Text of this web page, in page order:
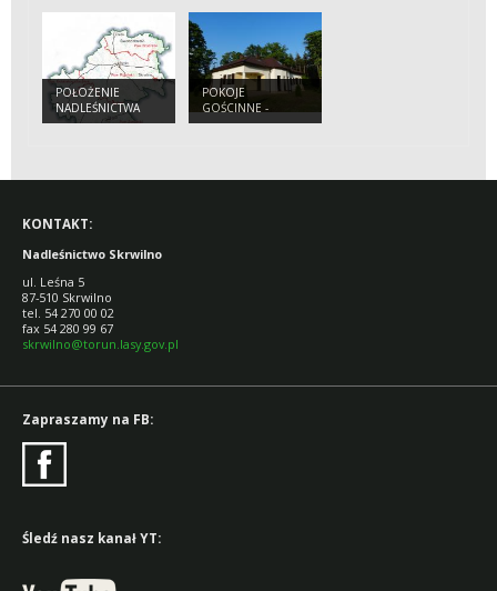
PRZEŻYCIE".
POŁOŻENIE
NADLEŚNICTWA
SKRWILNO
POKOJE
GOŚCINNE -
SKRWILNO
KONTAKT:
Nadleśnictwo Skrwilno
ul. Leśna 5
87-510 Skrwilno
tel. 54 270 00 02
fax 54 280 99 67
skrwilno@torun.lasy.gov.pl
Zapraszamy na FB:
Śledź nasz kanał YT: